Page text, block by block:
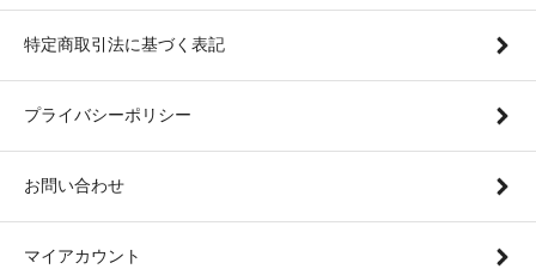
特定商取引法に基づく表記
プライバシーポリシー
お問い合わせ
マイアカウント